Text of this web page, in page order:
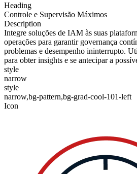
Heading
Controle e Supervisão Máximos
Description
Integre soluções de IAM às suas
operações para garantir governança
problemas e desempenho ininterrupto.
para obter insights e se antecipar a
style
narrow
style
narrow,bg-pattern,bg-grad-cool-101-left
Icon